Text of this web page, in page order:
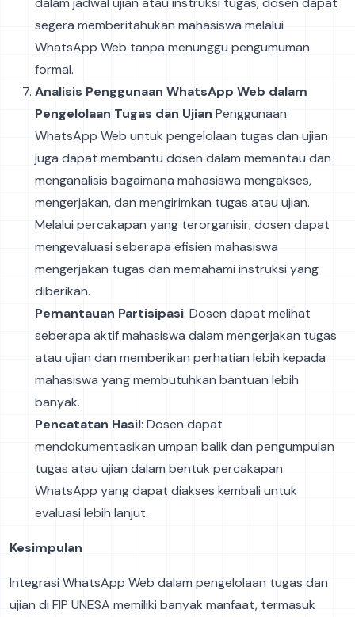
segera memberitahukan mahasiswa melalui
WhatsApp Web tanpa menunggu pengumuman
formal.
Analisis Penggunaan WhatsApp Web dalam
Pengelolaan Tugas dan Ujian Penggunaan
WhatsApp Web untuk pengelolaan tugas dan ujian
juga dapat membantu dosen dalam memantau dan
menganalisis bagaimana mahasiswa mengakses,
mengerjakan, dan mengirimkan tugas atau ujian.
Melalui percakapan yang terorganisir, dosen dapat
mengevaluasi seberapa efisien mahasiswa
mengerjakan tugas dan memahami instruksi yang
diberikan.
Pemantauan Partisipasi: Dosen dapat melihat
seberapa aktif mahasiswa dalam mengerjakan tugas
atau ujian dan memberikan perhatian lebih kepada
mahasiswa yang membutuhkan bantuan lebih
banyak.
Pencatatan Hasil: Dosen dapat
mendokumentasikan umpan balik dan pengumpulan
tugas atau ujian dalam bentuk percakapan
WhatsApp yang dapat diakses kembali untuk
evaluasi lebih lanjut.
Kesimpulan
Integrasi WhatsApp Web dalam pengelolaan tugas dan
ujian di FIP UNESA memiliki banyak manfaat, termasuk